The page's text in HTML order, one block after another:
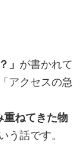
」 が書かれて
アクセスの急
ねてきた物
う話です。